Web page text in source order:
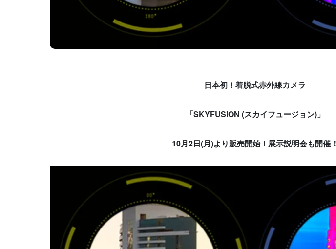
日本初！着脱式赤外線カメラ
「SKYFUSION (スカイフュージョン)」
10月2日(月)より販売開始！展示説明会も開催！